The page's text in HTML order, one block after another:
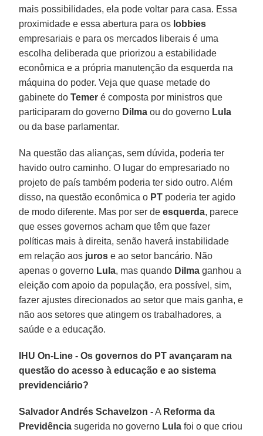
mais possibilidades, ela pode voltar para casa. Essa
proximidade e essa abertura para os lobbies
empresariais e para os mercados liberais é uma
escolha deliberada que priorizou a estabilidade
econômica e a própria manutenção da esquerda na
máquina do poder. Veja que quase metade do
gabinete doTemer é composta por ministros que
participaram do governo Dilma ou do governo Lula
ou da base parlamentar.
Na questão das alianças, sem dúvida, poderia ter
havido outro caminho. O lugar do empresariado no
projeto de país também poderia ter sido outro. Além
disso, na questão econômica o PT poderia ter agido
de modo diferente. Mas por ser deesquerda, parece
que esses governos acham que têm que fazer
políticas mais à direita, senão haverá instabilidade
em relação aos juros e ao setor bancário. Não
apenas o governo Lula, mas quando Dilma ganhou a
eleição com apoio da população, era possível, sim,
fazer ajustes direcionados ao setor que mais ganha, e
não aos setores que atingem os trabalhadores, a
saúde e a educação.
IHU On-Line - Os governos do PT avançaram na
questão do acesso à educação e ao sistema
previdenciário?
Salvador Andrés Schavelzon -A Reforma da
Previdência sugerida no governo Lula foi o que criou